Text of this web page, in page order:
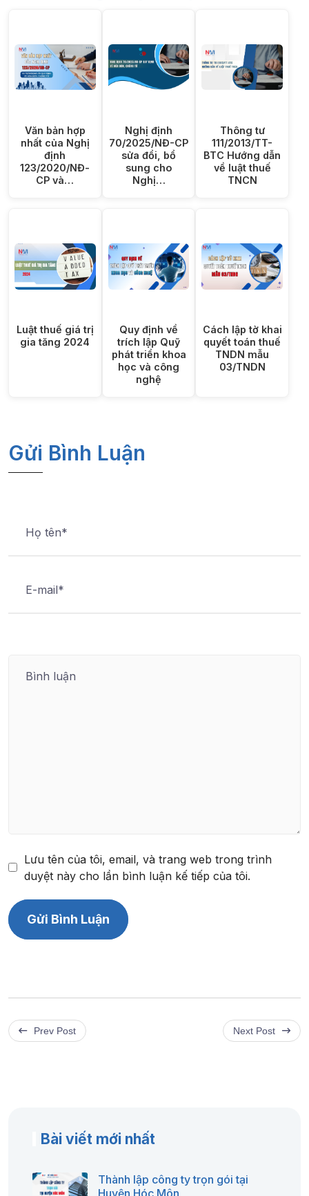
Văn bản hợp
nhất của Nghị
định
123/2020/NĐ-
CP và…
Nghị định
70/2025/NĐ-CP
sửa đổi, bổ
sung cho
Nghị…
Thông tư
111/2013/TT-
BTC Hướng dẫn
về luật thuế
TNCN
Luật thuế giá trị
gia tăng 2024
Quy định về
trích lập Quỹ
phát triển khoa
học và công
nghệ
Cách lập tờ khai
quyết toán thuế
TNDN mẫu
03/TNDN
Gửi Bình Luận
Lưu tên của tôi, email, và trang web trong trình
duyệt này cho lần bình luận kế tiếp của tôi.
Prev Post Next Post
Bài viết mới nhất
Thành lập công ty trọn gói tại
Huyện Hóc Môn